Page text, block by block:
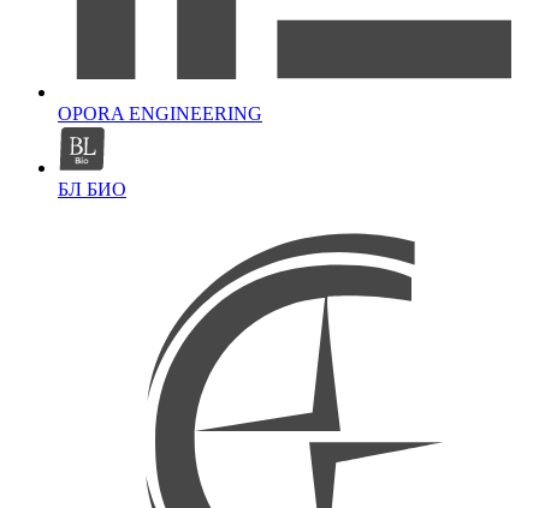
OPORA ENGINEERING
БЛ БИО